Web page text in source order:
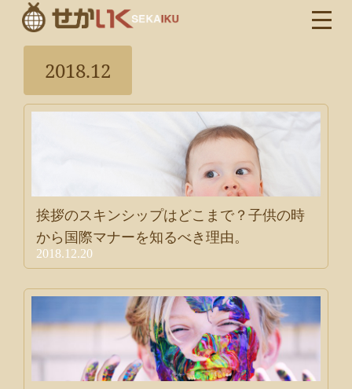
2018.12
挨拶のスキンシップはどこまで？子供の時
から国際マナーを知るべき理由。
2018.12.20